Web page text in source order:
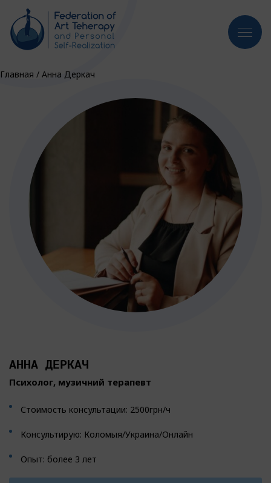
Главная / Анна Деркач
АННА ДЕРКАЧ
Психолог, музичний терапевт
Стоимость консультации: 2500грн/ч
Консультирую: Коломыя/Украина/Онлайн
Опыт: более 3 лет